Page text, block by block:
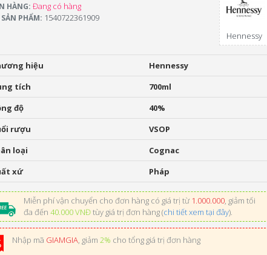
hiệu
Hennessy
tích
700ml
độ
40%
rượu
VSOP
loại
Cognac
xứ
Pháp
Miễn phí vận chuyển cho đơn hàng có giá trị từ 1.000.000, giảm tối
đa đến 40.000 VNĐtùy giá trị đơn hàng (chi tiết xem tại đây).
Nhập mã GIAMGIA, giảm 2% cho tổng giá trị đơn hàng
HÀNG: Đang có hàng
PHẨM: 1540722361909
Hennessy